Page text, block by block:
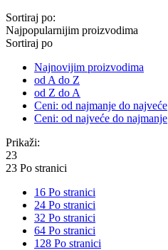
Sortiraj po:
Najpopularnijim proizvodima
Sortiraj po
Najnovijim proizvodima
od A do Z
od Z do A
Ceni: od najmanje do najveće
Ceni: od najveće do najmanje
Prikaži:
23
23 Po stranici
16 Po stranici
24 Po stranici
32 Po stranici
64 Po stranici
128 Po stranici